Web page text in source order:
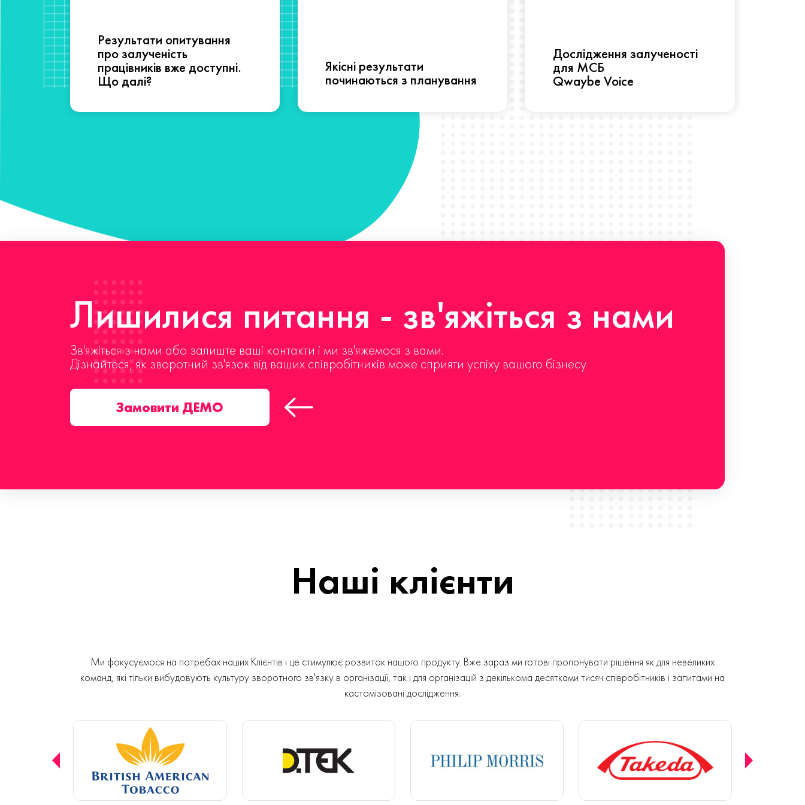
Результати опитування
про залученість
працівників вже доступні.
Що далі?
Якісні результати
починаються з планування
Дослідження залученості
для МСБ
Qwaybe Voice
Лишилися питання - зв'яжіться з нами
Зв'яжіться з нами або залиште ваші контакти і ми зв'яжемося з вами.
Дізнайтеся, як зворотний зв'язок від ваших співробітників може сприяти успіху вашого бізнесу
Замовити ДЕМО
Наші клієнти
Ми фокусуємося на потребах наших Клієнтів і це стимулює розвиток нашого продукту. Вже зараз ми готові пропонувати рішення як для невеликих
команд, які тільки вибудовують культуру зворотного зв'язку в організації, так і для організацій з декількома десятками тисяч співробітників і запитами на
кастомізовані дослідження.